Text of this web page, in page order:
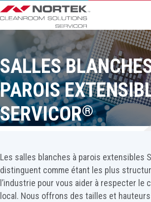
English
SALLES
PAROIS
SERVICOR®
Les salles blanches à parois extensibles
distinguent comme étant les plus
l’industrie pour vous aider à respecter le
local. Nous offrons des tailles et